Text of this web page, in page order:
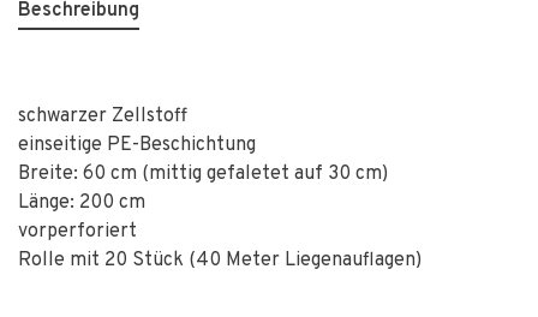
Beschreibung
schwarzer Zellstoff
einseitige PE-Beschichtung
Breite: 60 cm (mittig gefaletet auf 30 cm)
Länge: 200 cm
vorperforiert
Rolle mit 20 Stück (40 Meter Liegenauflagen)